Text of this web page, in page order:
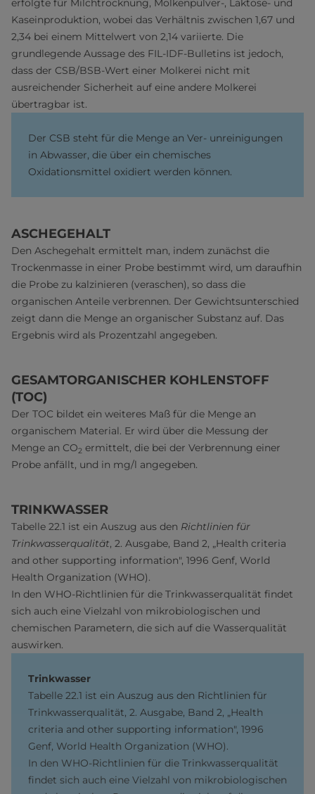
erfolgte für Milchtrocknung, Molkenpulver-, Laktose- und
Kaseinproduktion, wobei das Verhältnis zwischen 1,67 und
2,34 bei einem Mittelwert von 2,14 variierte. Die
grundlegende Aussage des FIL-IDF-Bulletins ist jedoch,
dass der CSB/BSB-Wert einer Molkerei nicht mit
ausreichender Sicherheit auf eine andere Molkerei
übertragbar ist.
Der CSB steht für die Menge an Ver- unreinigungen
in Abwasser, die über ein chemisches
Oxidationsmittel oxidiert werden können.
ASCHEGEHALT
Den Aschegehalt ermittelt man, indem zunächst die
Trockenmasse in einer Probe bestimmt wird, um daraufhin
die Probe zu kalzinieren (veraschen), so dass die
organischen Anteile verbrennen. Der Gewichtsunterschied
zeigt dann die Menge an organischer Substanz auf. Das
Ergebnis wird als Prozentzahl angegeben.
GESAMTORGANISCHER KOHLENSTOFF
(TOC)
Der TOC bildet ein weiteres Maß für die Menge an
organischem Material. Er wird über die Messung der
Menge an CO2 ermittelt, die bei der Verbrennung einer
Probe anfällt, und in mg/l angegeben.
TRINKWASSER
Tabelle 22.1 ist ein Auszug aus den Richtlinien für
Trinkwasserqualität, 2. Ausgabe, Band 2, „Health criteria
and other supporting information", 1996 Genf, World
Health Organization (WHO).
In den WHO-Richtlinien für die Trinkwasserqualität findet
sich auch eine Vielzahl von mikrobiologischen und
chemischen Parametern, die sich auf die Wasserqualität
auswirken.
Trinkwasser
Tabelle 22.1 ist ein Auszug aus den Richtlinien für
Trinkwasserqualität, 2. Ausgabe, Band 2, „Health
criteria and other supporting information", 1996
Genf, World Health Organization (WHO).
In den WHO-Richtlinien für die Trinkwasserqualität
findet sich auch eine Vielzahl von mikrobiologischen